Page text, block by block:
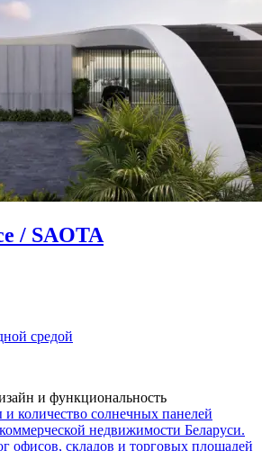
/ SAOTA
средой
и функциональность
количество солнечных панелей
недвижимости Беларуси.
офисов, складов и торговых площадей